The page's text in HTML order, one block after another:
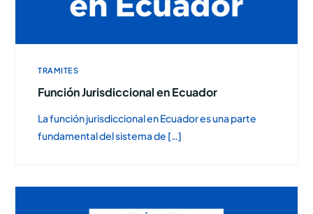
TRAMITES
Función Jurisdiccional en Ecuador
La función jurisdiccional en Ecuador es una parte
fundamental del sistema de […]